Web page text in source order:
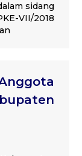
sidang
VII/2018